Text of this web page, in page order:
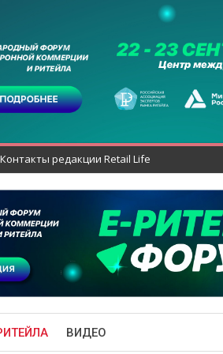
Контакты редакции Retail Life
ВИДЕО